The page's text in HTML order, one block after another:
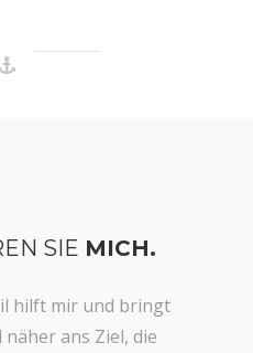
SIE MICH.
hilft mir und bringt
ans Ziel, die